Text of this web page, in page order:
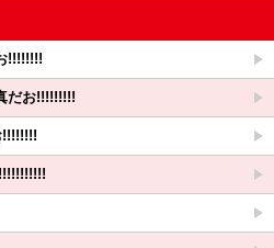
!!!!!!!!
だお!!!!!!!!!
!!!!!!!!